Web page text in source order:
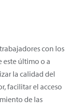
con los
este último o a
la calidad del
facilitar el acceso
de las